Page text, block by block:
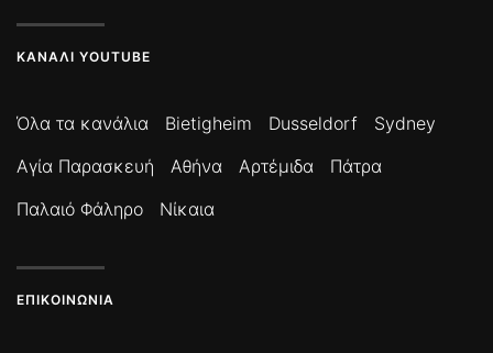
ΚΑΝΆΛΙ YOUTUBE
Όλα τα κανάλια Bietigheim Dusseldorf
Sydney
Αγία Παρασκευή
Αθήνα Αρτέμιδα
Πάτρα
Παλαιό Φάληρο
Νίκαια
ΕΠΙΚΟΙΝΩΝΊΑ